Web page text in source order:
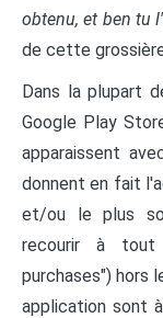
obtenu, et ben tu
de cette
Dans la plupart
Google Play
apparaissent
donnent en fait
et/ou le plus
recourir à tout
purchases") hors
application sont